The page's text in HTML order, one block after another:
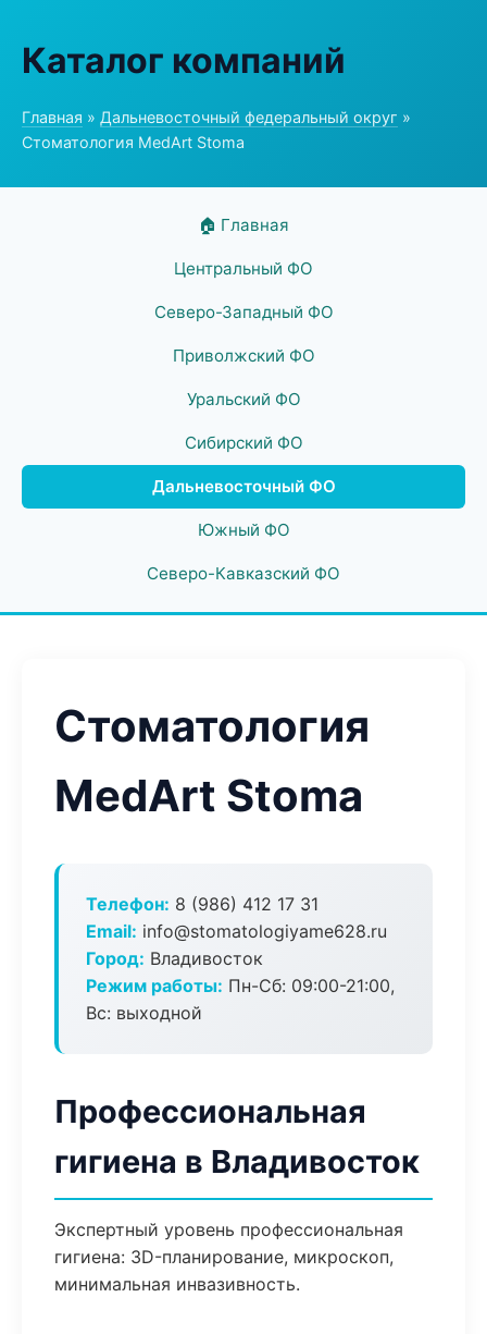
Каталог компаний
Главная » Дальневосточный федеральный округ »
Стоматология MedArt Stoma
🏠 Главная
Центральный ФО
Северо-Западный ФО
Приволжский ФО
Уральский ФО
Сибирский ФО
Дальневосточный ФО
Южный ФО
Северо-Кавказский ФО
Стоматология
MedArt Stoma
Телефон: 8 (986) 412 17 31
Email: info@stomatologiyame628.ru
Город: Владивосток
Режим работы: Пн-Сб: 09:00-21:00,
Вс: выходной
Профессиональная
гигиена в Владивосток
Экспертный уровень профессиональная
гигиена: 3D-планирование, микроскоп,
минимальная инвазивность.